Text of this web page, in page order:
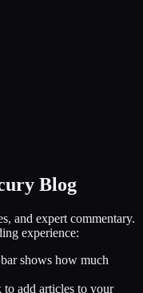
Blog
and expert commentary.
experience:
shows how much
add articles to your